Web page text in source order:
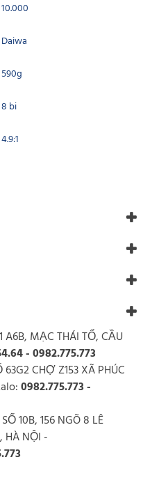
10.000
Daiwa
590g
8 bi
4.9:1
Be the first who write
A6B, MẠC THÁI TỔ, CẦU
- 0982.775.773
63G2 CHỢ Z153 XÃ PHÚC
0982.775.773 -
10B, 156 NGÕ 8 LÊ
HÀ NỘI -